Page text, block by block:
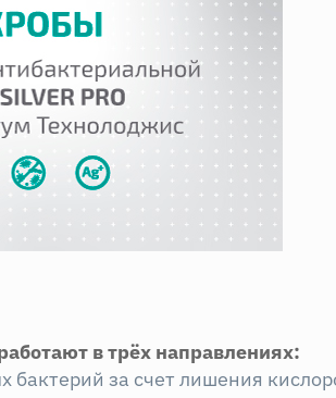
в трёх направлениях:
бактерий за счет лишения